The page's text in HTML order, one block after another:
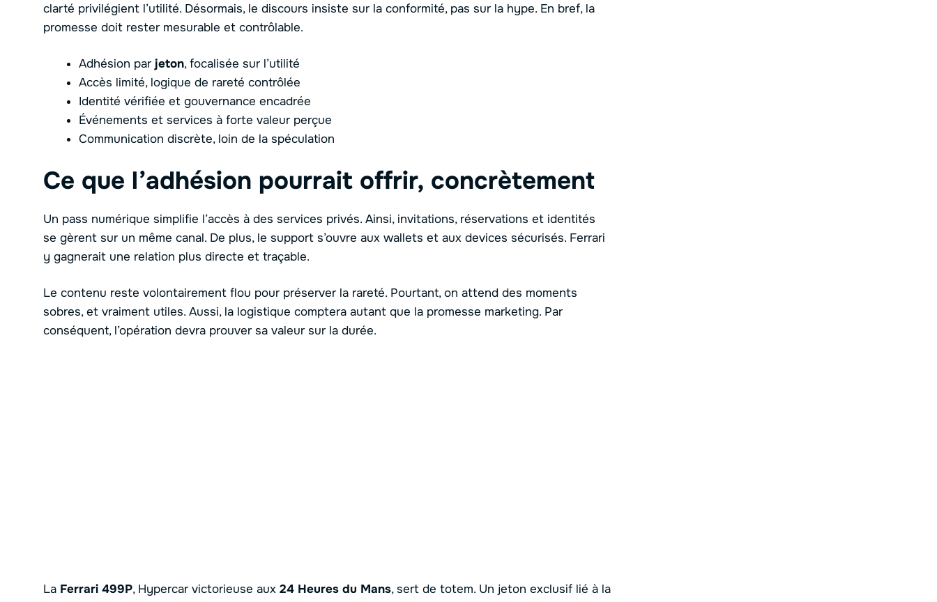
clarté privilégient l’utilité. Désormais, le discours insiste sur la conformité, pas sur la hype. En bref, la
promesse doit rester mesurable et contrôlable.
Adhésion par jeton, focalisée sur l’utilité
Accès limité, logique de rareté contrôlée
Identité vérifiée et gouvernance encadrée
Événements et services à forte valeur perçue
Communication discrète, loin de la spéculation
Ce que l’adhésion pourrait offrir, concrètement
Un pass numérique simplifie l’accès à des services privés. Ainsi, invitations, réservations et identités
se gèrent sur un même canal. De plus, le support s’ouvre aux wallets et aux devices sécurisés. Ferrari
y gagnerait une relation plus directe et traçable.
Le contenu reste volontairement flou pour préserver la rareté. Pourtant, on attend des moments
sobres, et vraiment utiles. Aussi, la logistique comptera autant que la promesse marketing. Par
conséquent, l’opération devra prouver sa valeur sur la durée.
La Ferrari 499P, Hypercar victorieuse aux 24 Heures du Mans, sert de totem. Un jeton exclusif lié à la